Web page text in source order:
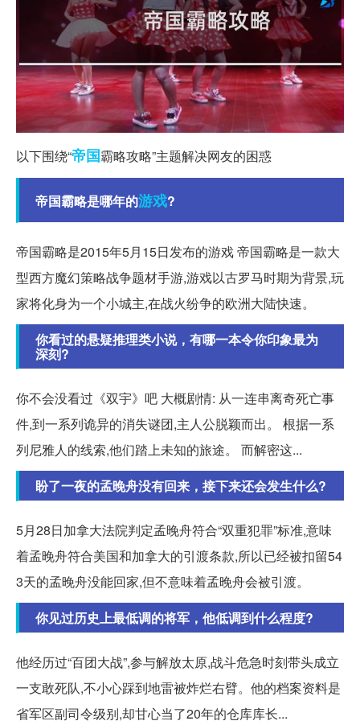
以下围绕“帝国霸略攻略”主题解决网友的困惑
帝国霸略是哪年的游戏?
帝国霸略是2015年5月15日发布的游戏 帝国霸略是一款大
型西方魔幻策略战争题材手游,游戏以古罗马时期为背景,玩
家将化身为一个小城主,在战火纷争的欧洲大陆快速。
你看过的悬疑推理类小说，有哪一本令你印象最为
深刻?
你不会没看过《双宇》吧 大概剧情: 从一连串离奇死亡事
件,到一系列诡异的消失谜团,主人公脱颖而出。 根据一系
列尼雅人的线索,他们踏上未知的旅途。 而解密这...
盼了一夜的孟晚舟没有回来，接下来还会发生什么?
5月28日加拿大法院判定孟晚舟符合“双重犯罪”标准,意味
着孟晚舟符合美国和加拿大的引渡条款,所以已经被扣留54
3天的孟晚舟没能回家,但不意味着孟晚舟会被引渡。
你见过历史上最低调的将军，他低调到什么程度?
他经历过“百团大战”,参与解放太原,战斗危急时刻带头成立
一支敢死队,不小心踩到地雷被炸烂右臂。他的档案资料是
省军区副司令级别,却甘心当了20年的仓库库长...